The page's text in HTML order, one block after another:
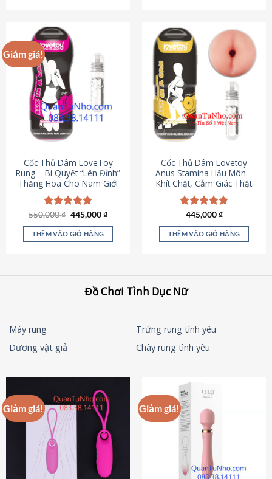
Giảm giá!
Cốc Thủ Dâm LoveToy
Rung – Bí Quyết “Lên Đỉnh”
Thăng Hoa Cho Nam Giới
Được xếp
hạng5.00
5 sao
550,000₫ Giá
là:
550,000 ₫.
445,000₫Giá
tại
THÊM VÀO GIỎ HÀNG
Cốc Thủ Dâm Lovetoy
Anus Stamina Hậu Môn –
Khít Chặt, Cảm Giác Thật
Được xếp
hạng4.84
5 sao
445,000₫
THÊM VÀO GIỎ HÀNG
Đồ Chơi Tình Dục Nữ
Máy rung
Trứng rung tình yêu
Dương vật giả
Chày rung tình yêu
Giảm giá! Giảm giá!